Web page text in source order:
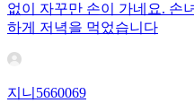
없이 자꾸만 손이 가네요. 손
하게 저녁을 먹었습니다
지니5660069